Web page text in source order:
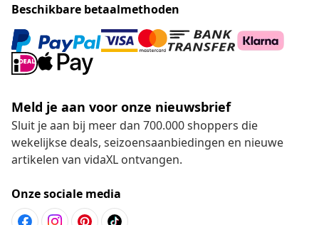
Beschikbare betaalmethoden
Meld je aan voor onze nieuwsbrief
Sluit je aan bij meer dan 700.000 shoppers die
wekelijkse deals, seizoensaanbiedingen en nieuwe
artikelen van vidaXL ontvangen.
Onze sociale media